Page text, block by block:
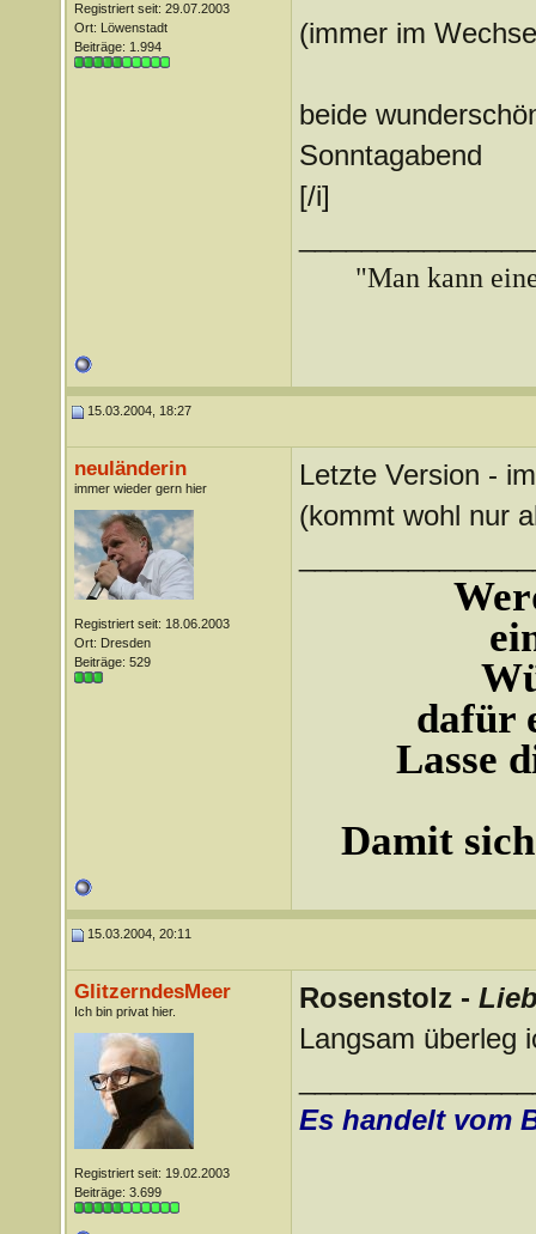
Registriert seit: 29.07.2003
Ort: Löwenstadt
Beiträge: 1.994
(immer im
beide
Sonntagabend
[/i]
"Man kann
15.03.2004, 18:27
neuländerin
immer wieder gern hier
Registriert seit: 18.06.2003
Ort: Dresden
Beiträge: 529
Letzte Version -
(kommt wohl nur
dafür
Lasse
Damit
15.03.2004, 20:11
GlitzerndesMeer
Ich bin privat hier.
Registriert seit: 19.02.2003
Beiträge: 3.699
Rosenstolz -
Langsam überleg
Es handelt vom